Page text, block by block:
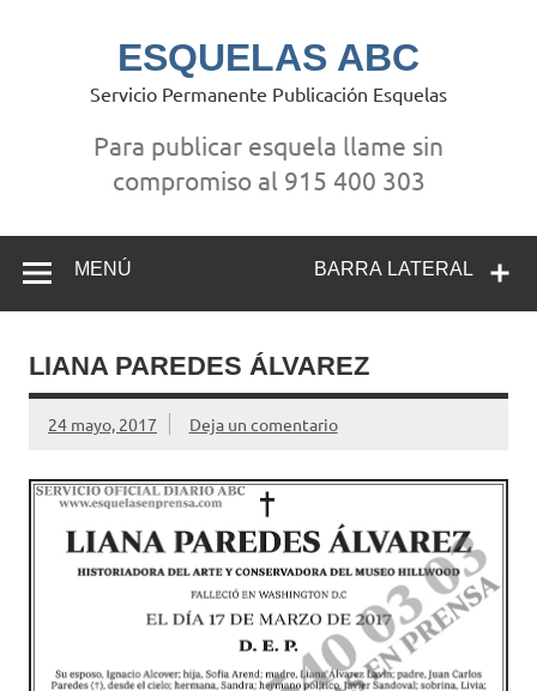
ESQUELAS ABC
Servicio Permanente Publicación Esquelas
Para publicar esquela llame sin
compromiso al 915 400 303
BARRA LATERAL
MENÚ
LIANA PAREDES ÁLVAREZ
24 mayo, 2017 Deja un comentario